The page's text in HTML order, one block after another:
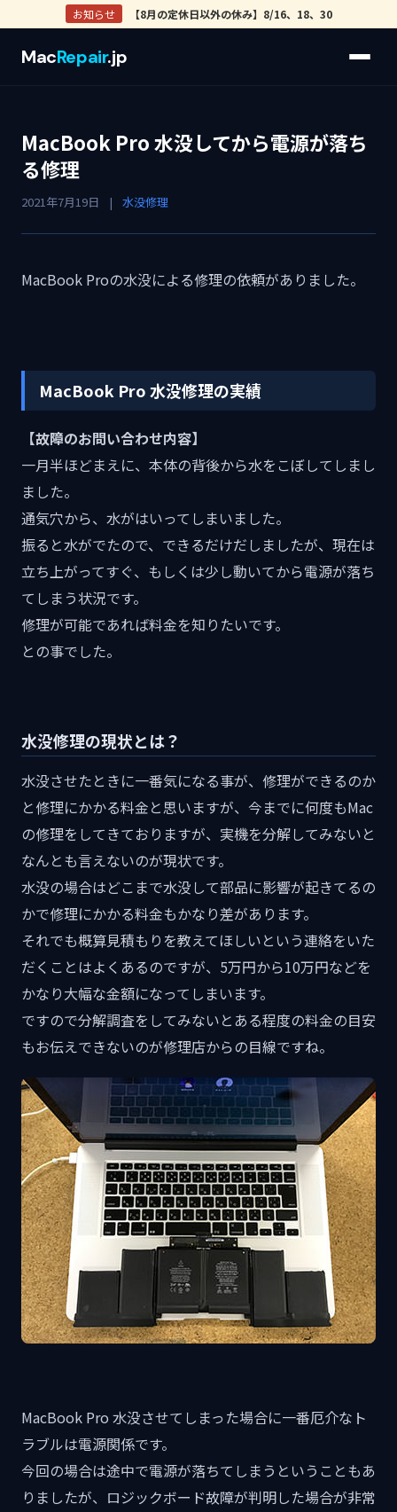
お知らせ 【8月の定休日以外の休み】8/16、18、30
MacRepair.jp
MacBook Pro 水没してから電源が落ち
る修理
2021年7月19日 | 水没修理
MacBook Proの水没による修理の依頼がありました。
MacBook Pro 水没修理の実績
【故障のお問い合わせ内容】
一月半ほどまえに、本体の背後から水をこぼしてしまし
ました。
通気穴から、水がはいってしまいました。
振ると水がでたので、できるだけだしましたが、現在は
立ち上がってすぐ、もしくは少し動いてから電源が落ち
てしまう状況です。
修理が可能であれば料金を知りたいです。
との事でした。
水没修理の現状とは？
水没させたときに一番気になる事が、修理ができるのか
と修理にかかる料金と思いますが、今までに何度もMac
の修理をしてきておりますが、実機を分解してみないと
なんとも言えないのが現状です。
水没の場合はどこまで水没して部品に影響が起きてるの
かで修理にかかる料金もかなり差があります。
それでも概算見積もりを教えてほしいという連絡をいた
だくことはよくあるのですが、5万円から10万円などを
かなり大幅な金額になってしまいます。
ですので分解調査をしてみないとある程度の料金の目安
もお伝えできないのが修理店からの目線ですね。
MacBook Pro 水没させてしまった場合に一番厄介なト
ラブルは電源関係です。
今回の場合は途中で電源が落ちてしまうということもあ
りましたが、ロジックボード故障が判明した場合が非常